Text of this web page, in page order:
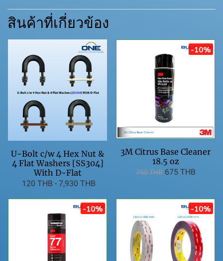
สินค้าที่เกี่ยวข้อง
U-Bolt c/w 4 Hex Nut &
4 Flat Washers [SS304]
With D-Flat
120 THB - 7,930 THB
-10%
3M Citrus Base Cleaner
18.5 oz
750 THB 675 THB
-10% -10%